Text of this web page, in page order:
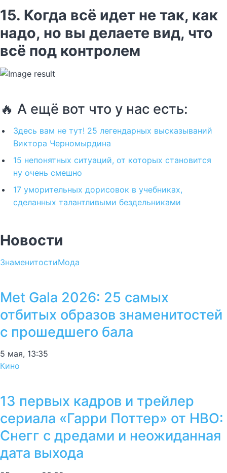
15. Когда всё идет не так, как
надо, но вы делаете вид, что
всё под контролем
🔥 А ещё вот что у нас есть:
Здесь вам не тут! 25 легендарных высказываний
Виктора Черномырдина
15 непонятных ситуаций, от которых становится
ну очень смешно
17 уморительных дорисовок в учебниках,
сделанных талантливыми бездельниками
Новости
ЗнаменитостиМода
Met Gala 2026: 25 самых
отбитых образов знаменитостей
с прошедшего бала
5 мая, 13:35
Кино
13 первых кадров и трейлер
сериала «Гарри Поттер» от HBO:
Снегг с дредами и неожиданная
дата выхода